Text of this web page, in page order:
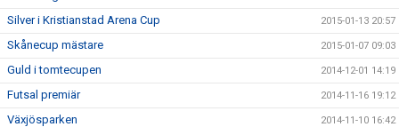
Silver i Kristianstad Arena Cup 2015-01-13 20:57
Skånecup mästare 2015-01-07 09:03
Guld i tomtecupen 2014-12-01 14:19
Futsal premiär 2014-11-16 19:12
Växjösparken 2014-11-10 16:42